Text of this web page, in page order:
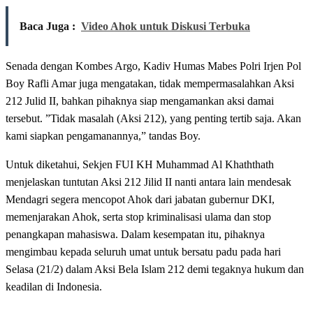
Baca Juga : Video Ahok untuk Diskusi Terbuka
Senada dengan Kombes Argo, Kadiv Humas Mabes Polri Irjen Pol
Boy Rafli Amar juga mengatakan, tidak mempermasalahkan Aksi
212 Julid II, bahkan pihaknya siap mengamankan aksi damai
tersebut. ”Tidak masalah (Aksi 212), yang penting tertib saja. Akan
kami siapkan pengamanannya,” tandas Boy.
Untuk diketahui, Sekjen FUI KH Muhammad Al Khaththath
menjelaskan tuntutan Aksi 212 Jilid II nanti antara lain mendesak
Mendagri segera mencopot Ahok dari jabatan gubernur DKI,
memenjarakan Ahok, serta stop kriminalisasi ulama dan stop
penangkapan mahasiswa. Dalam kesempatan itu, pihaknya
mengimbau kepada seluruh umat untuk bersatu padu pada hari
Selasa (21/2) dalam Aksi Bela Islam 212 demi tegaknya hukum dan
keadilan di Indonesia.